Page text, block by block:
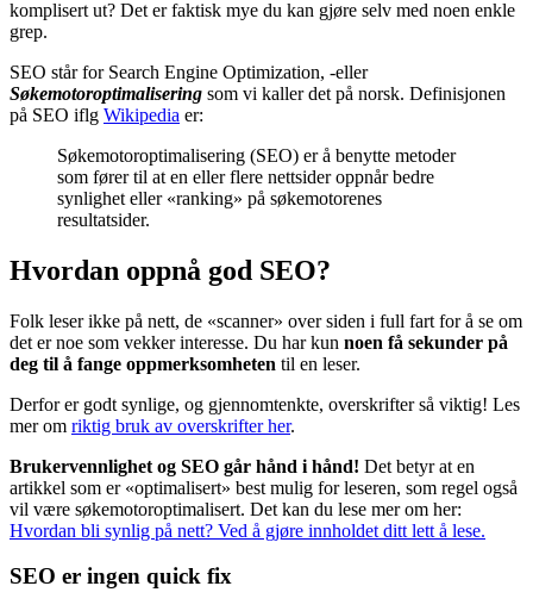
komplisert ut? Det er faktisk mye du kan gjøre selv med noen enkle
grep.
SEO står for Search Engine Optimization, -eller
Søkemotoroptimalisering som vi kaller det på norsk. Definisjonen
på SEO iflg Wikipedia er:
Søkemotoroptimalisering (SEO) er å benytte metoder
som fører til at en eller flere nettsider oppnår bedre
synlighet eller «ranking» på søkemotorenes
resultatsider.
Hvordan oppnå god SEO?
Folk leser ikke på nett, de «scanner» over siden i full fart for å se om
det er noe som vekker interesse. Du har kun noen få sekunder på
deg til å fange oppmerksomheten til en leser.
Derfor er godt synlige, og gjennomtenkte, overskrifter så viktig! Les
mer om riktig bruk av overskrifter her.
Brukervennlighet og SEO går hånd i hånd! Det betyr at en
artikkel som er «optimalisert» best mulig for leseren, som regel også
vil være søkemotoroptimalisert. Det kan du lese mer om her:
Hvordan bli synlig på nett? Ved å gjøre innholdet ditt lett å lese.
SEO er ingen quick fix